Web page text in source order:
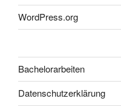
WordPress.org
Bachelorarbeiten
Datenschutzerklärung